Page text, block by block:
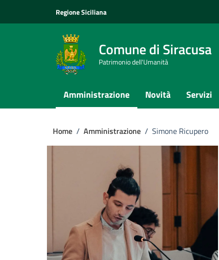
Regione Siciliana
Comune di Siracusa
Patrimonio dell'Umanità
Amministrazione Novità Servizi
Home / Amministrazione / Simone Ricupero